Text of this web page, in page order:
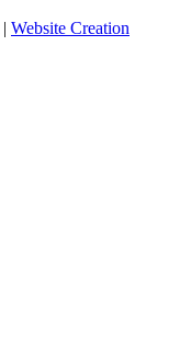
| Website Creation